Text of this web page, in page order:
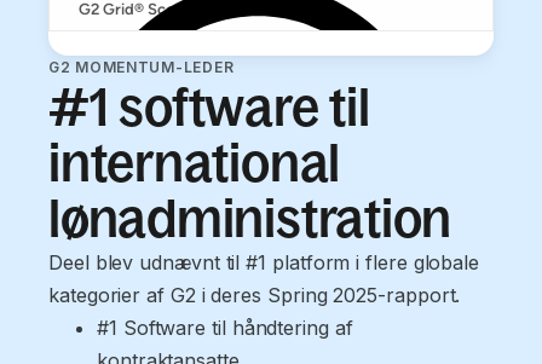
G2 MOMENTUM-LEDER
#1 software til
international
lønadministration
Deel blev udnævnt til #1 platform i flere globale
kategorier af G2 i deres Spring 2025-rapport.
#1 Software til håndtering af